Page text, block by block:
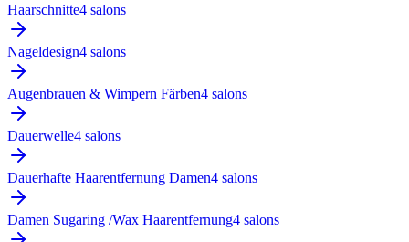
Haarschnitte4 salons
Nageldesign4 salons
Augenbrauen & Wimpern Färben4 salons
Dauerwelle4 salons
Dauerhafte Haarentfernung Damen4 salons
Damen Sugaring /Wax Haarentfernung4 salons